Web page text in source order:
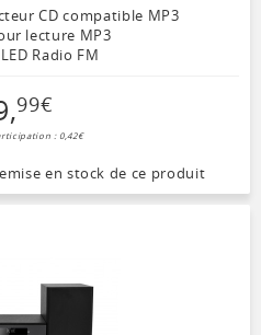
CD compatible MP3
lecture MP3
Radio FM
,99€
: 0,42€
en stock de ce produit